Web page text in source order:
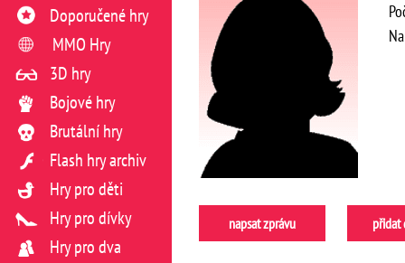
napsat zprávu přidat
Doporučené hry
MMO Hry
3D hry
Bojové hry
Brutální hry
Flash hry archiv
Hry pro děti
Hry pro dívky
Hry pro dva